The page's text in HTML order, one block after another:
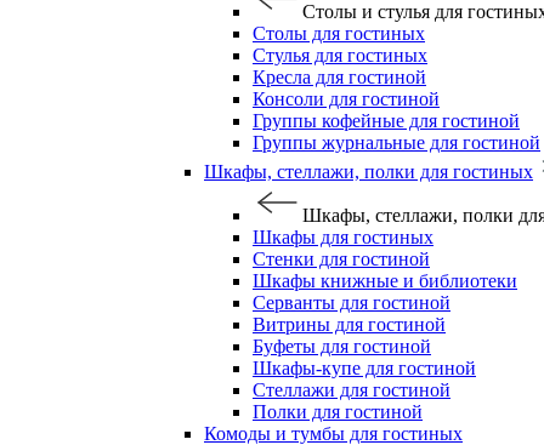
Столы и стулья для
Столы для гостиных
Стулья для гостиных
Кресла для гостиной
Консоли для гостиной
Группы кофейные для гостиной
Группы журнальные для гостиной
Шкафы, стеллажи, полки для гостиных
Шкафы, стеллажи, полки
Шкафы для гостиных
Стенки для гостиной
Шкафы книжные и библиотеки
Серванты для гостиной
Витрины для гостиной
Буфеты для гостиной
Шкафы-купе для гостиной
Стеллажи для гостиной
Полки для гостиной
Комоды и тумбы для гостиных